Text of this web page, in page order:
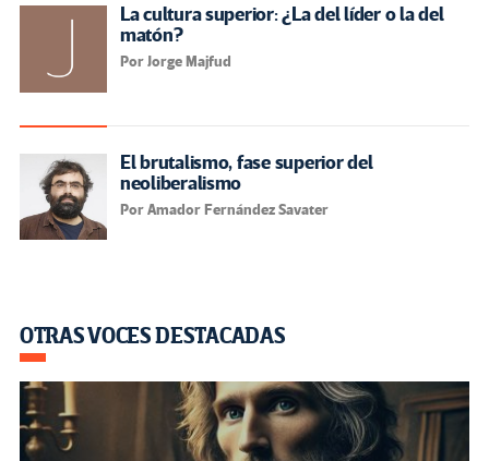
La cultura superior: ¿La del líder o la del
matón?
Por Jorge Majfud
El brutalismo, fase superior del
neoliberalismo
Por Amador Fernández Savater
OTRAS VOCES DESTACADAS